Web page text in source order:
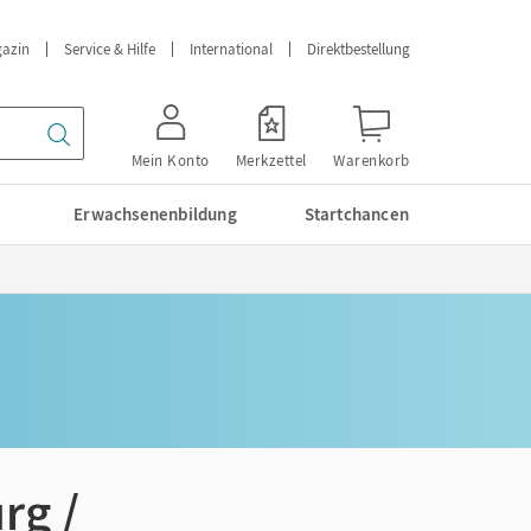
Service & Hilfe International Direktbestellung
Mein Konto Merkzettel Warenkorb
Erwachsenenbildung Startchancen
/